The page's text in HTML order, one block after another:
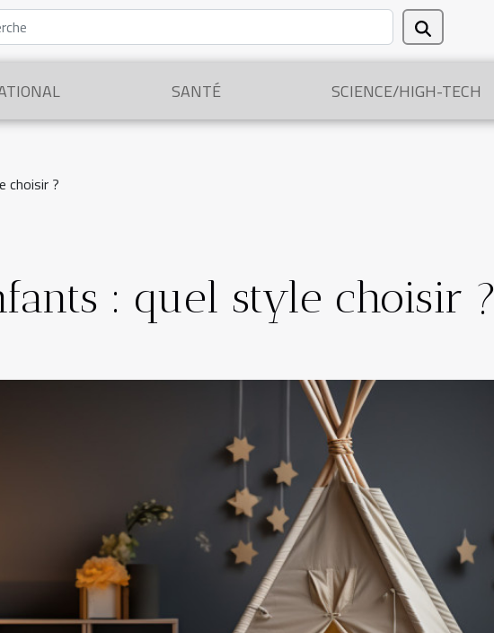
SANTÉ SCIENCE/HIGH-TECH
choisir ?
: quel style choisir ?